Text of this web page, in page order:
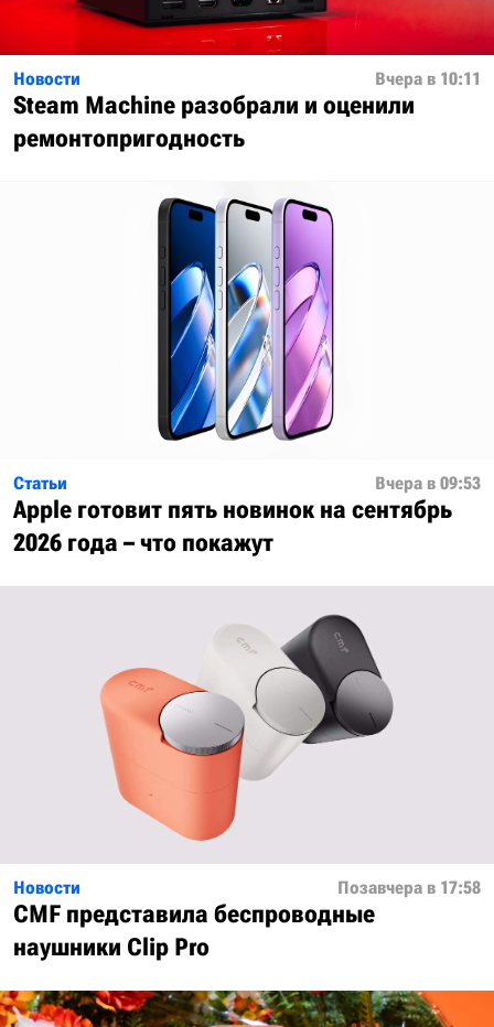
Новости Вчера в 10:11
Steam Machine разобрали и оценили
ремонтопригодность
Статьи Вчера в 09:53
Apple готовит пять новинок на сентябрь
2026 года – что покажут
Новости Позавчера в 17:58
CMF представила беспроводные
наушники Clip Pro